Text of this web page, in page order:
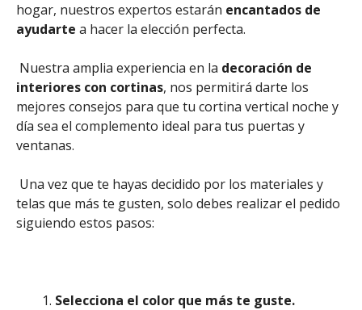
hogar, nuestros expertos estarán encantados de
ayudarte a hacer la elección perfecta.
Nuestra amplia experiencia en la decoración de
interiores con cortinas, nos permitirá darte los
mejores consejos para que tu cortina vertical noche y
día sea el complemento ideal para tus puertas y
ventanas.
Una vez que te hayas decidido por los materiales y
telas que más te gusten, solo debes realizar el pedido
siguiendo estos pasos:
Selecciona el color que más te guste.